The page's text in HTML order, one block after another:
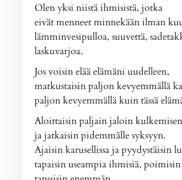
Olen yksi niistä ihmisistä, jotka
eivät menneet minnekään ilman
lämminvesipulloa, suuvettä,
laskuvarjoa.
Jos voisin elää elämäni uudelleen,
matkustaisin paljon kevyemmällä
paljon kevyemmällä kuin tässä
Aloittaisin paljain jaloin
ja jatkaisin pidemmälle syksyyn.
Ajaisin karusellissa ja pyydystäisin
tapaisin useampia ihmisiä,